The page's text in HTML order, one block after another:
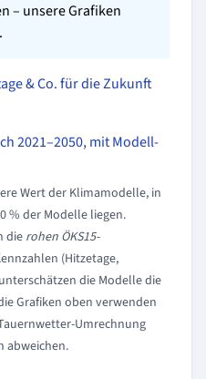
– unsere Grafiken
& Co. für die Zukunft
2021–2050, mit Modell-
Wert der Klimamodelle, in
% der Modelle liegen.
die rohen ÖKS15-
(Hitzetage,
die Modelle die
Grafiken oben verwenden
Umrechnung
abweichen.